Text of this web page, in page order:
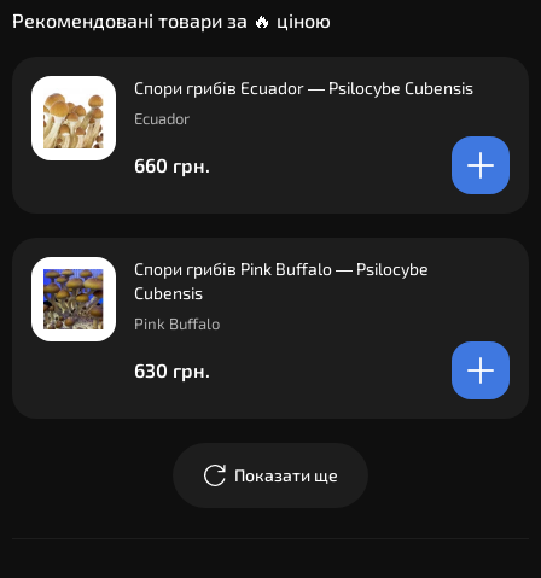
Рекомендовані товари за 🔥 ціною
Спори грибів Ecuador — Psilocybe Сubensis
Ecuador
660 грн.
Спори грибів Pink Buffalo — Psilocybe
Cubensis
Pink Buffalo
630 грн.
Показати ще